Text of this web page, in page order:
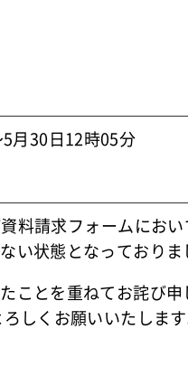
月30日12時05分
料請求フォームにお
い状態となっておりま
ことを重ねてお詫び申
しくお願いいたします